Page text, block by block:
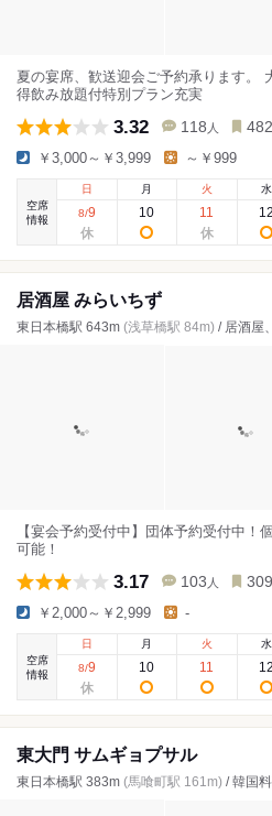
夏の宴席、歓送迎会ご予約承ります。
得飲み放題付特別プラン充実
3.32 118 人
￥3,000～￥3,999 ～￥999
空席
情報
日
8/9
月
10
火
11
水
12
居酒屋 みらいちず
東日本橋駅 643m (浅草橋駅 84m) / 居酒屋
【宴会予約受付中】団体予約受付中！
可能！
3.17 103 人
￥2,000～￥2,999 -
空席
情報
日
8/9
月
10
火
11
水
12
東大門 サムギョプサル
東日本橋駅 383m (馬喰町駅 161m) / 韓国